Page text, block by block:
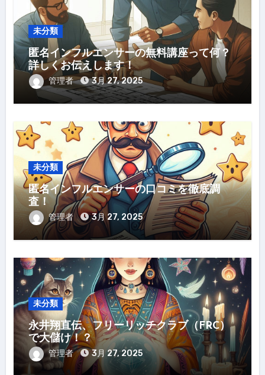
未分類
匿名インフルエンサーの無料講座って何？
詳しくお伝えします！
管理者 3月 27, 2025
未分類
匿名インフルエンサーの口コミを徹底調
査！
管理者 3月 27, 2025
未分類
永井翔直伝、フリーリッチクラブ（FRC）
で大儲け！？
管理者 3月 27, 2025